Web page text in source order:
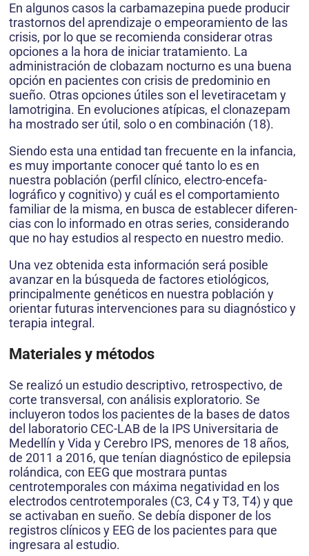
En algunos casos la carbamazepina puede producir
trastornos del apren­dizaje o empeoramiento de las
crisis, por lo que se recomienda considerar otras
opciones a la hora de iniciar tratamiento. La
administración de clobazam nocturno es una buena
opción en pacientes con crisis de predominio en
sueño. Otras opciones útiles son el levetiracetam y
lamotrigina. En evoluciones atípicas, el clonazepam
ha mostrado ser útil, solo o en combinación (18).
Siendo esta una entidad tan frecuente en la infancia,
es muy importante conocer qué tanto lo es en
nuestra población (perfil clínico, electro-encefa­
lográfico y cognitivo) y cuál es el comportamiento
familiar de la misma, en busca de establecer diferen­
cias con lo informado en otras series, considerando
que no hay estudios al respecto en nuestro medio.
Una vez obtenida esta información será posible
avanzar en la búsqueda de factores etiológicos,
principalmente genéticos en nuestra población y
orientar futuras intervenciones para su diagnóstico y
terapia integral.
Materiales y métodos
Se realizó un estudio descriptivo, retrospectivo, de
corte transversal, con análisis exploratorio. Se
incluyeron todos los pacientes de la bases de datos
del laboratorio CEC-LAB de la IPS Universitaria de
Medellín y Vida y Cerebro IPS, menores de 18 años,
de 2011 a 2016, que tenían diagnóstico de epilepsia
rolándica, con EEG que mostrara puntas
centrotemporales con máxima negatividad en los
electrodos centrotemporales (C3, C4 y T3, T4) y que
se activaban en sueño. Se debía disponer de los
registros clínicos y EEG de los pacientes para que
ingresara al estudio.